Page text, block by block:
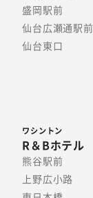
盛岡駅前
仙台広瀬通駅前
仙台東口
ワシントン
R＆Bホテル
熊谷駅前
上野広小路